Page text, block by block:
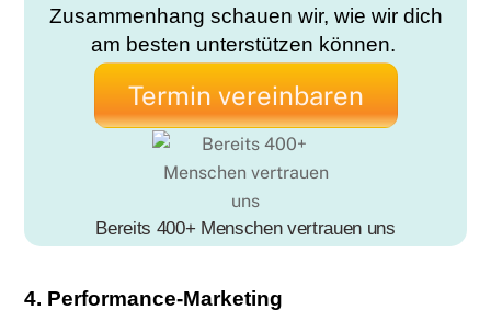
Zusammenhang schauen wir, wie wir dich
am besten unterstützen können.
Termin vereinbaren
Bereits 400+ Menschen vertrauen uns
4. Performance-Marketing